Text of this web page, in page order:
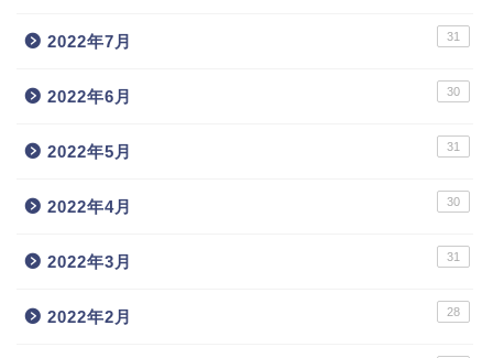
2022年7月 31
2022年6月 30
2022年5月 31
2022年4月 30
2022年3月 31
2022年2月 28